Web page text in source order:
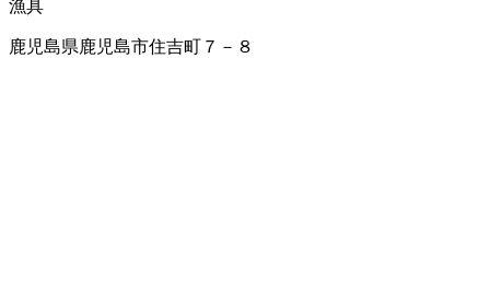
漁具
鹿児島県鹿児島市住吉町７－８